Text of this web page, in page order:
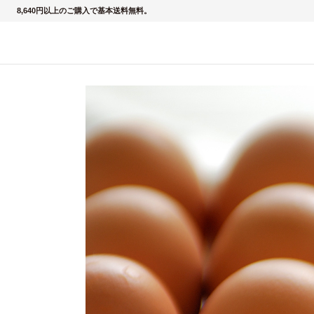
8,640円以上のご購入で基本送料無料。